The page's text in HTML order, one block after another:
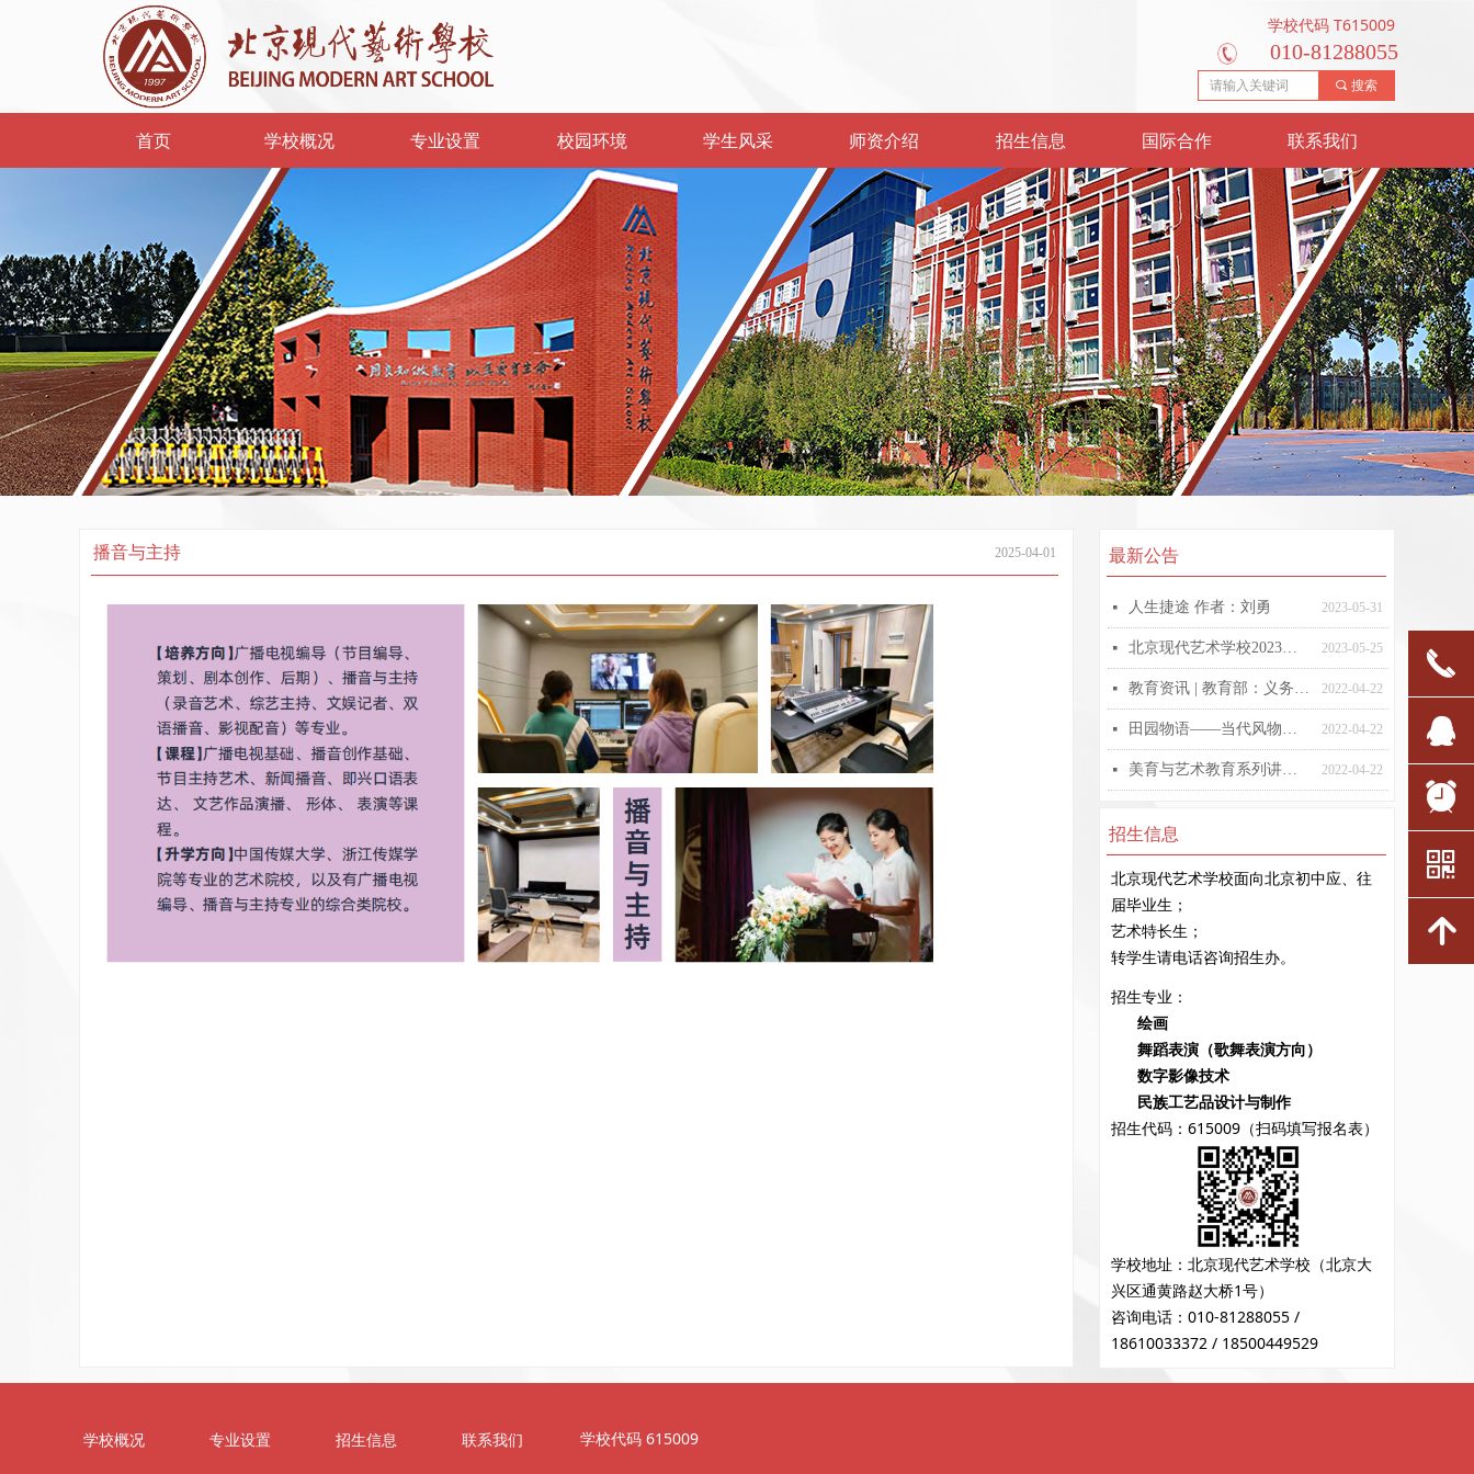
首页 学校概况 专业设置 校园环境 学生风采 师资介绍 招生信息 国际合作 联系我们
끠 搜索
学校代码 T615009
010-81288055
播音与主持 2025-04-01 最新公告
2023-05-31
넷 人生捷途 作者：刘勇
2023-05-25
넷 北京现代艺术学校2023招生简章
2022-04-22
넷 教育资讯 | 教育部：义务教育课程方案和课程标准（2022年版）发布
2022-04-22
넷 田园物语——当代风物雕塑作品邀请展
2022-04-22
넷 美育与艺术教育系列讲座之“如何提高自己的艺术修养？”
招生信息
北京现代艺术学校面向北京初中应、往
届毕业生；
艺术特长生；
转学生请电话咨询招生办。
招生专业：
绘画
舞蹈表演（歌舞表演方向）
数字影像技术
民族工艺品设计与制作
招生代码：615009（扫码填写报名表）
学校地址：北京现代艺术学校（北京大
兴区通黄路赵大桥1号）
咨询电话：010-81288055 /
18610033372 / 18500449529
学校代码 615009
学校概况 专业设置 招生信息 联系我们
끅
뀩
뀥
낃
녕